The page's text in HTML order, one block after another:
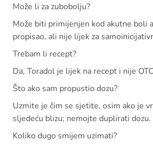
Može li za zubobolju?
Može biti primijenjen kod akutne boli
propisao, ali nije lijek za
Trebam li recept?
Da, Toradol je lijek na recept i nije
Što ako sam propustio dozu?
Uzmite je čim se sjetite, osim ako je
sljedeću blizu; nemojte duplirati dozu.
Koliko dugo smijem uzimati?